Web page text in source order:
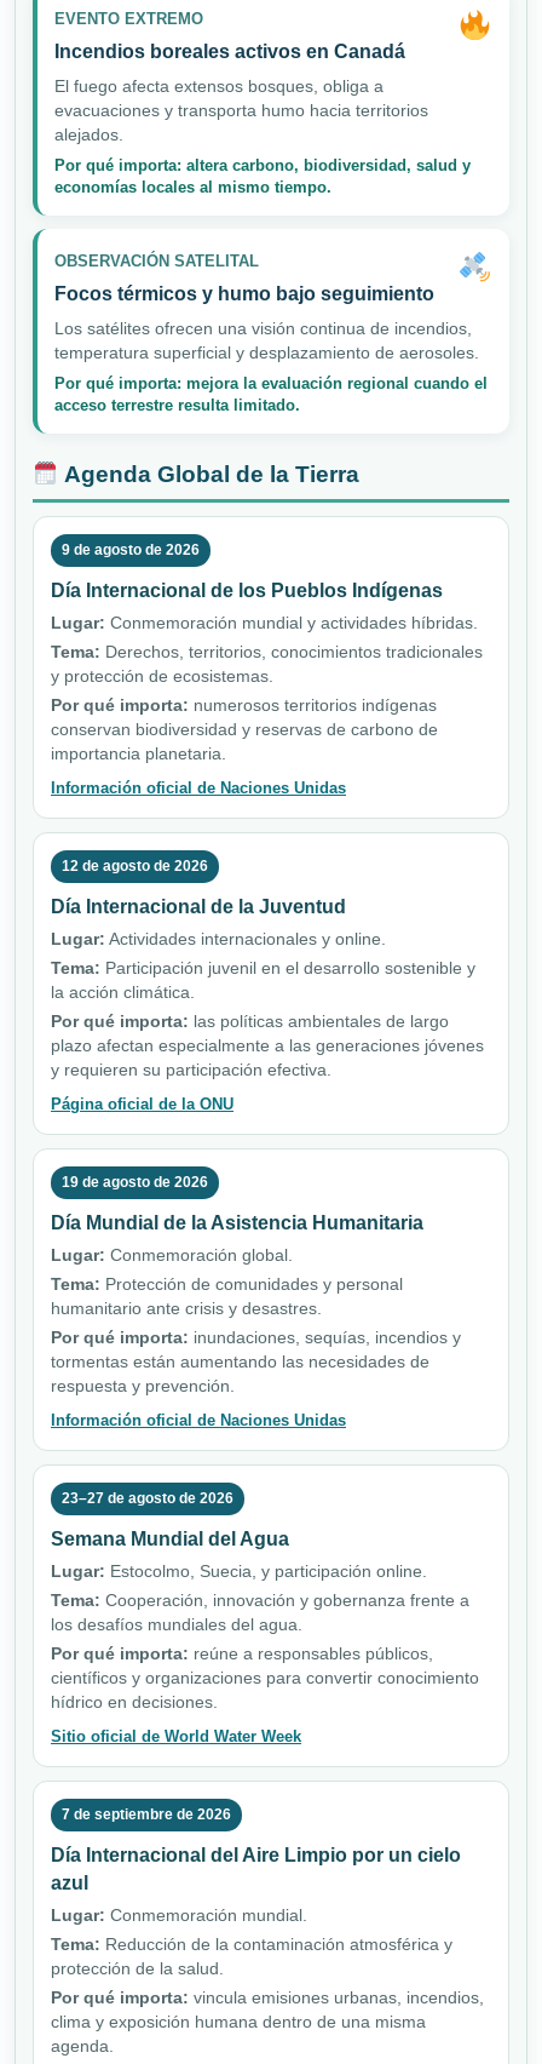
EVENTO EXTREMO
Incendios boreales activos en Canadá
El fuego afecta extensos bosques, obliga a
evacuaciones y transporta humo hacia territorios
alejados.
Por qué importa: altera carbono, biodiversidad, salud y
economías locales al mismo tiempo.
OBSERVACIÓN SATELITAL
Focos térmicos y humo bajo seguimiento
Los satélites ofrecen una visión continua de incendios,
temperatura superficial y desplazamiento de aerosoles.
Por qué importa: mejora la evaluación regional cuando el
acceso terrestre resulta limitado.
Agenda Global de la Tierra
9 de agosto de 2026
Día Internacional de los Pueblos Indígenas
Lugar: Conmemoración mundial y actividades híbridas.
Tema: Derechos, territorios, conocimientos tradicionales
y protección de ecosistemas.
Por qué importa: numerosos territorios indígenas
conservan biodiversidad y reservas de carbono de
importancia planetaria.
Información oficial de Naciones Unidas
12 de agosto de 2026
Día Internacional de la Juventud
Lugar: Actividades internacionales y online.
Tema: Participación juvenil en el desarrollo sostenible y
la acción climática.
Por qué importa: las políticas ambientales de largo
plazo afectan especialmente a las generaciones jóvenes
y requieren su participación efectiva.
Página oficial de la ONU
19 de agosto de 2026
Día Mundial de la Asistencia Humanitaria
Lugar: Conmemoración global.
Tema: Protección de comunidades y personal
humanitario ante crisis y desastres.
Por qué importa: inundaciones, sequías, incendios y
tormentas están aumentando las necesidades de
respuesta y prevención.
Información oficial de Naciones Unidas
23–27 de agosto de 2026
Semana Mundial del Agua
Lugar: Estocolmo, Suecia, y participación online.
Tema: Cooperación, innovación y gobernanza frente a
los desafíos mundiales del agua.
Por qué importa: reúne a responsables públicos,
científicos y organizaciones para convertir conocimiento
hídrico en decisiones.
Sitio oficial de World Water Week
7 de septiembre de 2026
Día Internacional del Aire Limpio por un cielo
azul
Lugar: Conmemoración mundial.
Tema: Reducción de la contaminación atmosférica y
protección de la salud.
Por qué importa: vincula emisiones urbanas, incendios,
clima y exposición humana dentro de una misma
agenda.